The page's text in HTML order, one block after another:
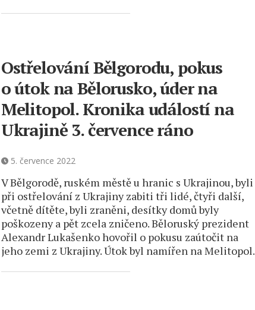
Ostřelování Bělgorodu, pokus
o útok na Bělorusko, úder na
Melitopol. Kronika událostí na
Ukrajině 3. července ráno
5. července 2022
V Bělgorodě, ruském městě u hranic s Ukrajinou, byli
při ostřelování z Ukrajiny zabiti tři lidé, čtyři další,
včetně dítěte, byli zraněni, desítky domů byly
poškozeny a pět zcela zničeno. Běloruský prezident
Alexandr Lukašenko hovořil o pokusu zaútočit na
jeho zemi z Ukrajiny. Útok byl namířen na Melitopol.